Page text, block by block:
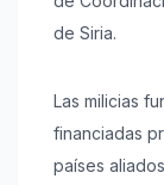
de Siria.
Las milicias
financiadas
países